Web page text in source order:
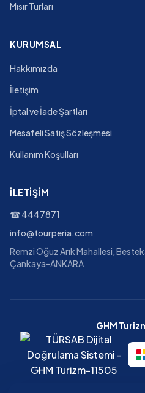
Mısır Turları
KURUMSAL
Hakkımızda
İletişim
İptal ve İade Şartları
Mesafeli Satış Sözleşmesi
Kullanım Koşulları
İLETIŞIM
☎4447871
info@tourperia.com
Remzi Oğuz Arık Mahallesi,
Çankaya-ANKARA
GHM